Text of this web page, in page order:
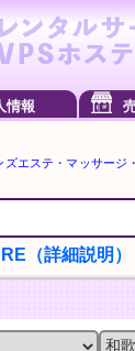
情報
ズエステ・マッサージ
（詳細説明）